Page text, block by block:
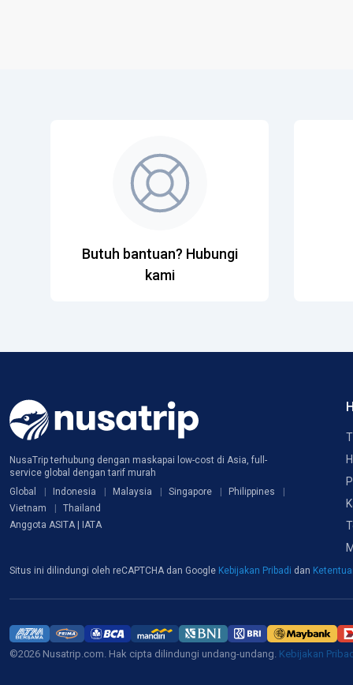
Butuh bantuan? Hubungi
kami
NusaTrip terhubung dengan maskapai low-cost di Asia, full-
service global dengan tarif murah
Global
Indonesia Malaysia Singapore
Philippines
Vietnam
Thailand
Anggota ASITA | IATA
Situs ini dilindungi oleh reCAPTCHA dan Google Kebijakan Pribadi dan
©2026 Nusatrip.com. Hak cipta dilindungi undang-undang. Kebijakan